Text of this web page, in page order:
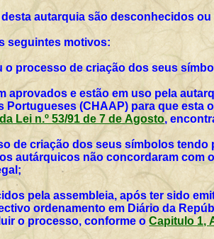
autarquia são desconhecidos
seguintes motivos:
o processo de criação dos seus
aprovados e estão em uso pela
(CHAAP) para que esta
Lei n.º 53/91 de 7 de Agosto,
de criação dos seus símbolos
autárquicos não concordaram
pela assembleia, após ter sido
ordenamento em Diário da
o processo, conforme oCapitulo 1,